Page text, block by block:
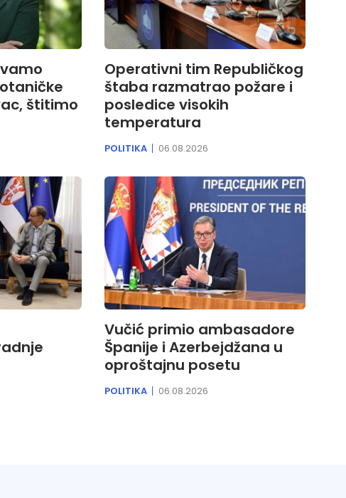
štitimo
Operativni tim Republičkog
štaba razmatrao požare i
posledice visokih
temperatura
POLITIKA 06.08.2026
Vučić primio ambasadore
Španije i Azerbejdžana u
oproštajnu posetu
POLITIKA 06.08.2026